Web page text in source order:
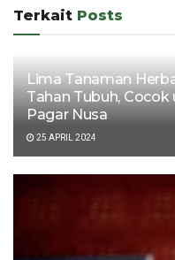
Terkait Posts
Lima Tanaman
Tahan Tubuh,
Pagar Nusa
25 APRIL 2024